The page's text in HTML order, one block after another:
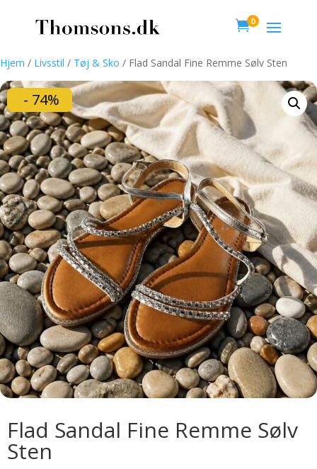
0
Hjem / Livsstil / Tøj & Sko / Flad Sandal Fine Remme Sølv Sten
- 74%
Flad Sandal Fine Remme Sølv
Sten